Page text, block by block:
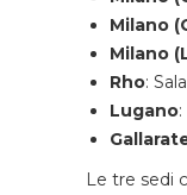
Milano
Milano
Rho:
Lugano
Le tre sedi